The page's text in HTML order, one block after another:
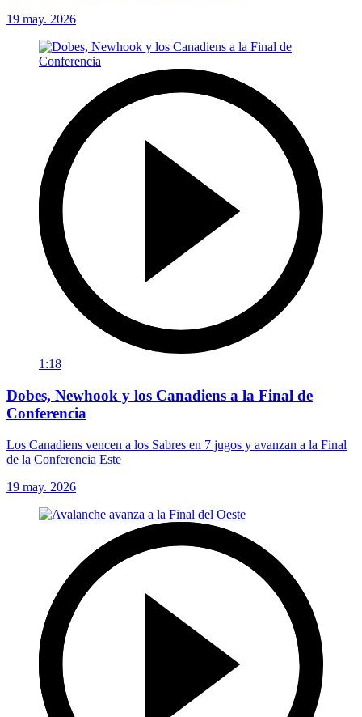
19 may. 2026
1:18
Dobes, Newhook y los Canadiens a la Final de
Conferencia
Los Canadiens vencen a los Sabres en 7 jugos y avanzan a la Final
de la Conferencia Este
19 may. 2026